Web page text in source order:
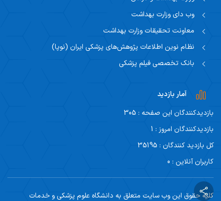
وب دای وزارت بهداشت
معاونت تحقیقات وزارت بهداشت
نظام نوین اطلاعات پژوهش‌های پزشکی ایران (نوپا)
بانک تخصصی فیلم پزشکی
آمار بازدید
بازدیدکنندگان این صفحه : 305
بازدیدکنندگان امروز : 1
کل بازدید کنندگان : 35195
کاربران آنلاین : 0
کلیه حقوق این وب سایت متعلق به دانشگاه علوم پزشکی و خدمات